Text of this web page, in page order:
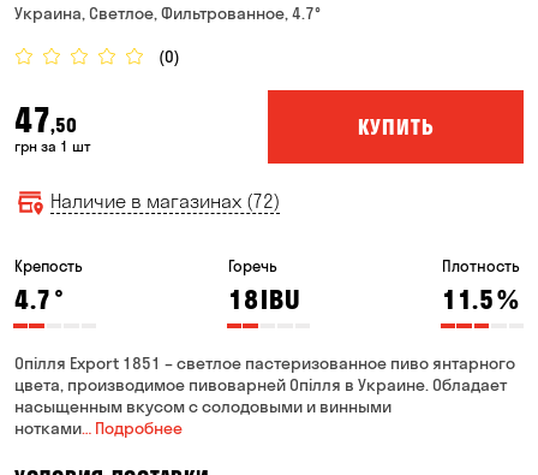
Украина, Светлое, Фильтрованное, 4.7°
(0)
47,50
грн за 1 шт
КУПИТЬ
Наличие в магазинах (72)
Крепость
4.7°
Горечь
18IBU
Плотность
11.5%
Опілля Export 1851 – светлое пастеризованное пиво янтарного
цвета, производимое пивоварней Опілля в Украине. Обладает
насыщенным вкусом с солодовыми и винными
нотками… Подробнее